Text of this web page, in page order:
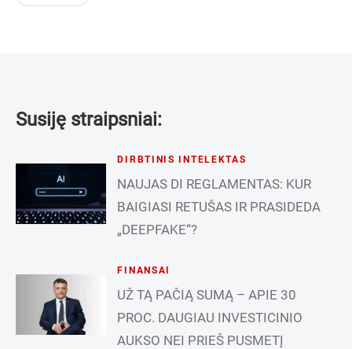
Susiję straipsniai:
DIRBTINIS INTELEKTAS
NAUJAS DI REGLAMENTAS: KUR
BAIGIASI RETUŠAS IR PRASIDEDA
„DEEPFAKE“?
FINANSAI
UŽ TĄ PAČIĄ SUMĄ – APIE 30
PROC. DAUGIAU INVESTICINIO
AUKSO NEI PRIEŠ PUSMETĮ